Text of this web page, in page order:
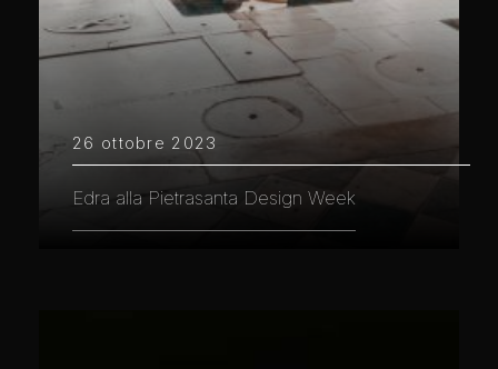
26 ottobre 2023
Edra alla Pietrasanta Design Week